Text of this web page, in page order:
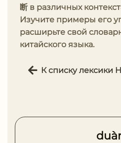
断 в различных
Изучите примеры его
расширьте свой
китайского языка.
К списку лексики